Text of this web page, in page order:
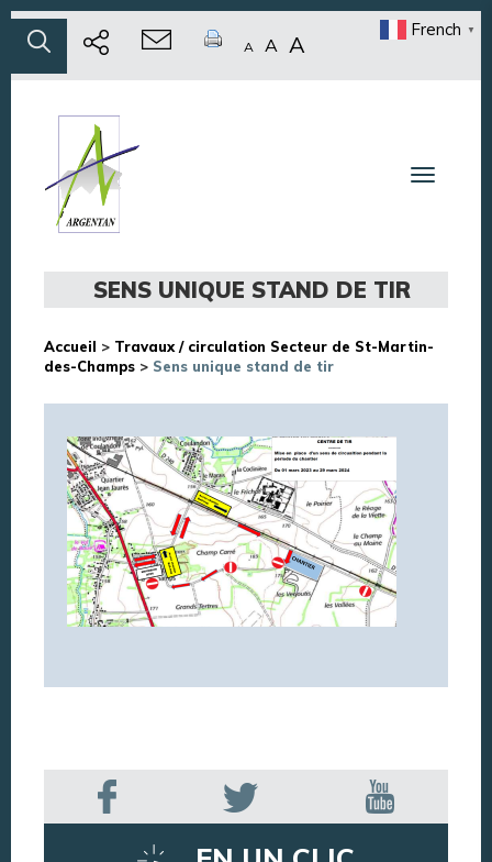
A A A
French ▼
Toggle
SENS UNIQUE STAND DE TIR
Accueil > Travaux / circulation Secteur de St-Martin-
des-Champs > Sens unique stand de tir